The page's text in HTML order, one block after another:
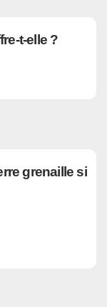
t-elle ?
grenaille si